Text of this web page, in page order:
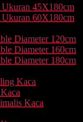
45X180cm
60X180cm
Diameter 120cm
Diameter 160cm
Diameter 180cm
Kaca
Kaca